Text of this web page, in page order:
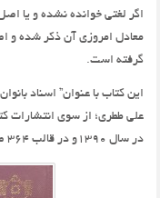
اگر لغتي خوانده نشده و يا
معادل امروزي آن ذكر شده و
گرفته است.
اين كتاب با عنوان” اسناد
علي ططري؛ از سوي انتشارات
در سال 1390و در قالب 364 صفحه در اختيار پژوهشگران قرار گرفته است.